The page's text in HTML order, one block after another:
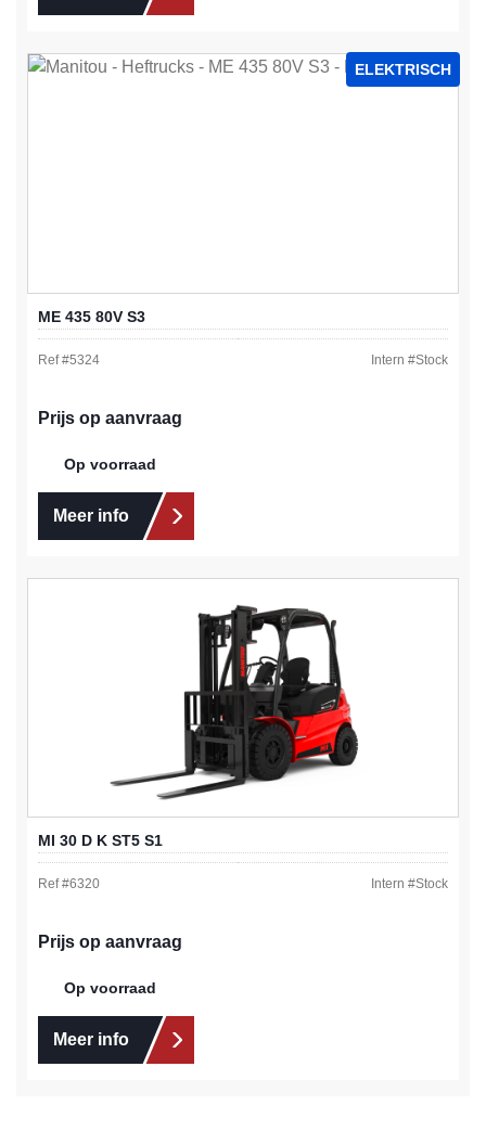
ELEKTRISCH
ME 435 80V S3
Ref #5324 Intern #Stock
Prijs op aanvraag
Op voorraad
Meer info
MI 30 D K ST5 S1
Ref #6320 Intern #Stock
Prijs op aanvraag
Op voorraad
Meer info